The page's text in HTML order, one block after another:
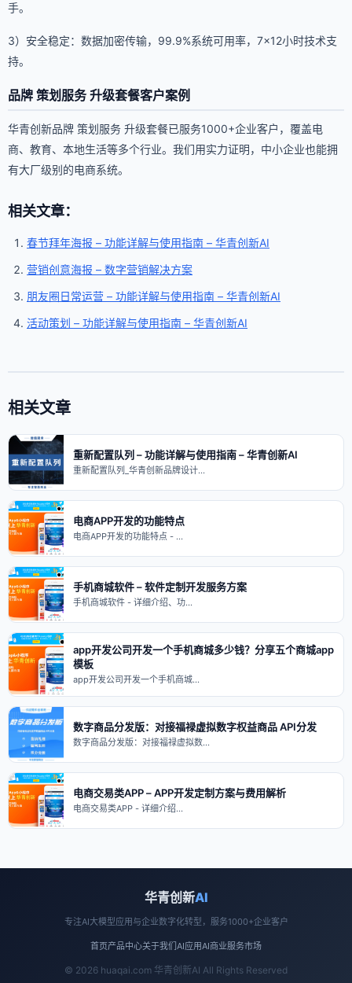
手。
3）安全稳定：数据加密传输，99.9%系统可用率，7×12小时技术支
持。
品牌 策划服务 升级套餐客户案例
华青创新品牌 策划服务 升级套餐已服务1000+企业客户，覆盖电
商、教育、本地生活等多个行业。我们用实力证明，中小企业也能拥
有大厂级别的电商系统。
相关文章：
春节拜年海报 – 功能详解与使用指南 – 华青创新AI
营销创意海报 – 数字营销解决方案
朋友圈日常运营 – 功能详解与使用指南 – 华青创新AI
活动策划 – 功能详解与使用指南 – 华青创新AI
相关文章
重新配置队列 – 功能详解与使用指南 – 华青创新AI
重新配置队列_华青创新品牌设计…
电商APP开发的功能特点
电商APP开发的功能特点 - …
手机商城软件 – 软件定制开发服务方案
手机商城软件 - 详细介绍、功…
app开发公司开发一个手机商城多少钱？分享五个商城app
模板
app开发公司开发一个手机商城…
数字商品分发版：对接福禄虚拟数字权益商品 API分发
数字商品分发版：对接福禄虚拟数…
电商交易类APP – APP开发定制方案与费用解析
电商交易类APP - 详细介绍…
华青创新AI
专注AI大模型应用与企业数字化转型，服务1000+企业客户
首页产品中心关于我们 AI应用AI商业服务市场
© 2026 huaqai.com 华青创新AI All Rights Reserved